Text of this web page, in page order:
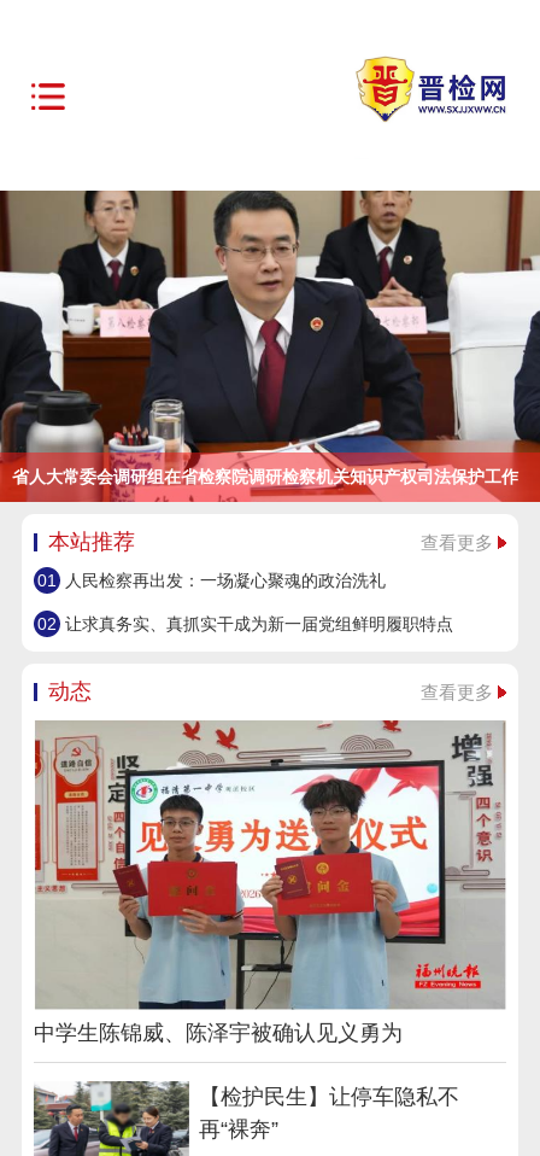
省人大常委会调研组在省检察院调研检察机关知识产权司法保护工作
本站推荐 查看更多
01人民检察再出发：一场凝心聚魂的政治洗礼
02 让求真务实、真抓实干成为新一届党组鲜明履职特点
动态 查看更多
中学生陈锦威、陈泽宇被确认见义勇为
【检护民生】让停车隐私不
再“裸奔”